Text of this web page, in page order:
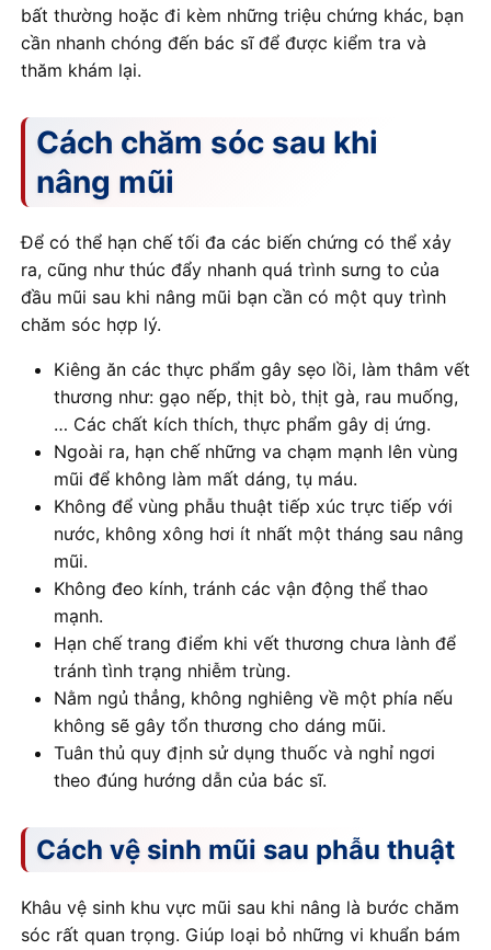
bất thường hoặc đi kèm những triệu chứng khác, bạn
cần nhanh chóng đến bác sĩ để được kiểm tra và
thăm khám lại.
Cách chăm sóc sau khi
nâng mũi
Để có thể hạn chế tối đa các biến chứng có thể xảy
ra, cũng như thúc đẩy nhanh quá trình sưng to của
đầu mũi sau khi nâng mũi bạn cần có một quy trình
chăm sóc hợp lý.
Kiêng ăn các thực phẩm gây sẹo lồi, làm thâm vết
thương như: gạo nếp, thịt bò, thịt gà, rau muống,
… Các chất kích thích, thực phẩm gây dị ứng.
Ngoài ra, hạn chế những va chạm mạnh lên vùng
mũi để không làm mất dáng, tụ máu.
Không để vùng phẫu thuật tiếp xúc trực tiếp với
nước, không xông hơi ít nhất một tháng sau nâng
mũi.
Không đeo kính, tránh các vận động thể thao
mạnh.
Hạn chế trang điểm khi vết thương chưa lành để
tránh tình trạng nhiễm trùng.
Nằm ngủ thẳng, không nghiêng về một phía nếu
không sẽ gây tổn thương cho dáng mũi.
Tuân thủ quy định sử dụng thuốc và nghỉ ngơi
theo đúng hướng dẫn của bác sĩ.
Cách vệ sinh mũi sau phẫu thuật
Khâu vệ sinh khu vực mũi sau khi nâng là bước chăm
sóc rất quan trọng. Giúp loại bỏ những vi khuẩn bám